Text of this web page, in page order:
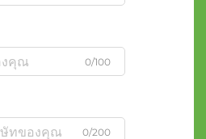
0/100
0/200